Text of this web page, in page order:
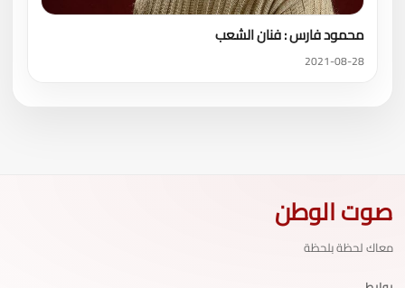
محمود فارس : فنان الشعب
2021-08-28
صوت الوطن
معاك لحظة بلحظة